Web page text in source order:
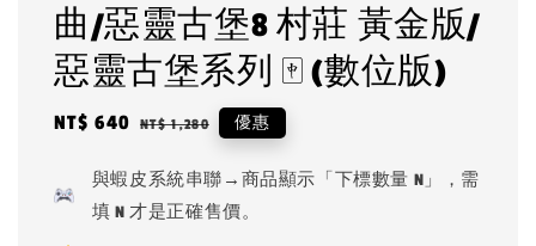
曲/惡靈古堡8 村莊 黃金版/
惡靈古堡系列 🀄 (數位版)
Sale
NT$ 640 Regular
NT$ 1,280 優惠
與蝦皮系統串聯→商品顯示「下標數量 N」，需
填 N 才是正確售價。